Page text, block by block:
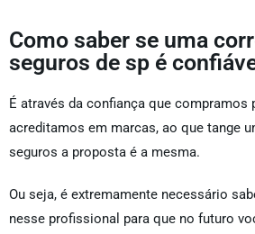
Como saber se uma
seguros de sp é
É através da confiança que compramos
acreditamos em marcas, ao que tange
seguros a proposta é a mesma.
Ou seja, é extremamente necessário
nesse profissional para que no futuro